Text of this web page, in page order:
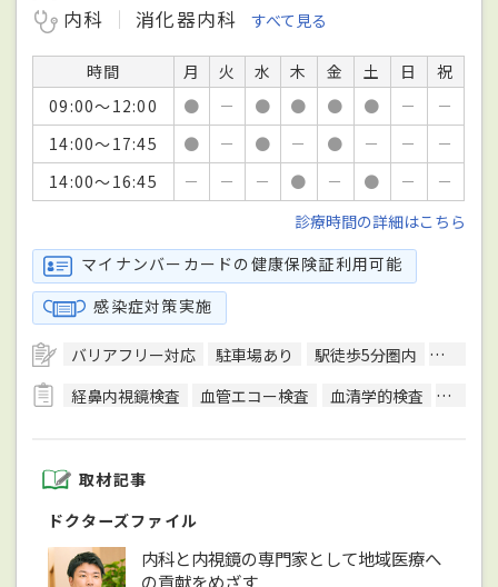
内科
消化器内科 すべて見る
時間 月 火 水 木 金 土 日
祝
09:00～12:00
● － ● ● ● ● －
－
14:00～17:45
● － ● － ● － －
－
14:00～16:45
－ － － ● － ● －
－
診療時間の詳細はこちら
マイナンバーカードの健康保険証利用可能
感染症対策実施
バリアフリー対応 駐車場あり 駅徒歩5分圏内
クレジ
経鼻内視鏡検査
血管エコー検査 血清学的検査 細菌検
取材記事
ドクターズファイル
内科と内視鏡の専門家として地域医療へ
の貢献をめざす